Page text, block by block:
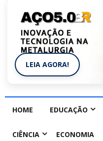
LEIA AGORA!
HOME EDUCAÇÃO
CIÊNCIA ECONOMIA